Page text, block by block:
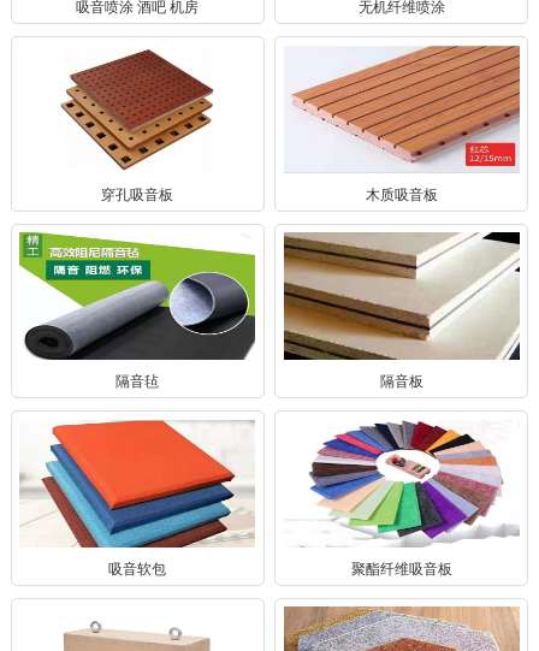
吸音喷涂 酒吧 机房 无机纤维喷涂
穿孔吸音板 木质吸音板
隔音毡 隔音板
吸音软包 聚酯纤维吸音板